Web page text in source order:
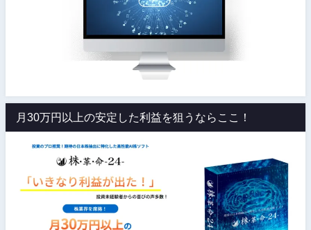
月30万円以上の安定した利益を狙うならここ！